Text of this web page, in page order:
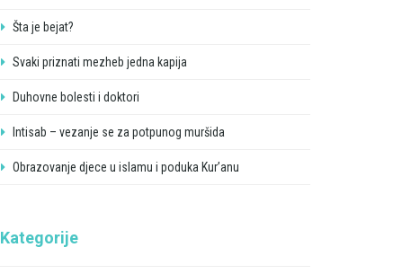
Šta je bejat?
Svaki priznati mezheb jedna kapija
Duhovne bolesti i doktori
Intisab – vezanje se za potpunog muršida
Obrazovanje djece u islamu i poduka Kur’anu
Kategorije